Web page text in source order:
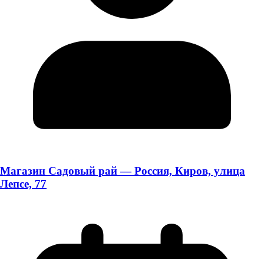
Магазин Садовый рай — Россия, Киров, улица
Лепсе, 77